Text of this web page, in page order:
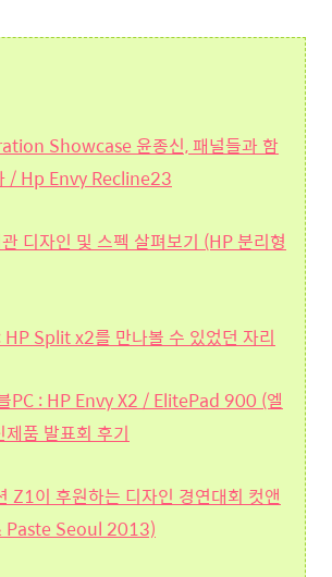
Showcase 윤종신, 패널들과 함
/ Hp Envy Recline23
디자인 및 스펙 살펴보기 (HP 분리형
HP Split x2를 만나볼 수 있었던 자리
PC : HP Envy X2 / ElitePad 900 (엘
품 발표회 후기
Z1이 후원하는 디자인 경연대회 컷앤
Paste Seoul 2013)